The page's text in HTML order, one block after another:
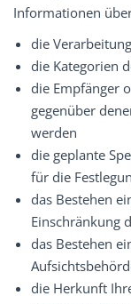
Informationen
die
die Kategorien
die Empfänger
gegenüber
werden
die geplante
für die
das Bestehen
Einschränkung
das Bestehen
die Herkunft